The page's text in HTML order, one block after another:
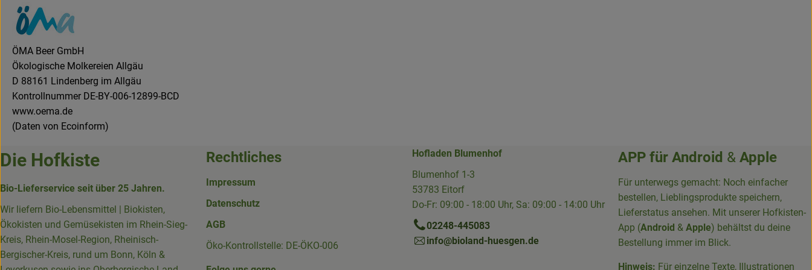
ÖMA Beer GmbH
Ökologische Molkereien Allgäu
D 88161 Lindenberg im Allgäu
Kontrollnummer DE-BY-006-12899-BCD
www.oema.de
(Daten von Ecoinform)
Die Hofkiste
Bio-Lieferservice seit über 25 Jahren.
Wir liefern Bio-Lebensmittel | Biokisten,
Ökokisten und Gemüsekisten im Rhein-Sieg-
Kreis, Rhein-Mosel-Region, Rheinisch-
Bergischer-Kreis, rund um Bonn, Köln &
Rechtliches
Impressum
Datenschutz
AGB
Öko-Kontrollstelle: DE-ÖKO-006
Hofladen Blumenhof
Blumenhof 1-3
53783 Eitorf
Do-Fr: 09:00 - 18:00 Uhr, Sa: 09:00 - 14:00 Uhr
02248-445083
info@bioland-huesgen.de
APP für Android & Apple
Für unterwegs gemacht: Noch einfacher
bestellen, Lieblingsprodukte speichern,
Lieferstatus ansehen. Mit unserer Hofkisten-
App (Android & Apple) behältst du deine
Bestellung immer im Blick.
Hinweis: Für einzelne Texte, Illustrationen